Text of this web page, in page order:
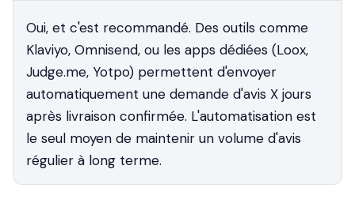
Oui, et c'est recommandé. Des outils comme
Klaviyo, Omnisend, ou les apps dédiées (Loox,
Judge.me, Yotpo) permettent d'envoyer
automatiquement une demande d'avis X jours
après livraison confirmée. L'automatisation est
le seul moyen de maintenir un volume d'avis
régulier à long terme.